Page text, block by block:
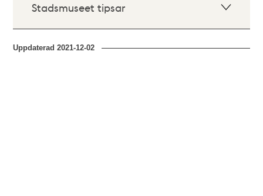
Stadsmuseet tipsar
Uppdaterad2021-12-02